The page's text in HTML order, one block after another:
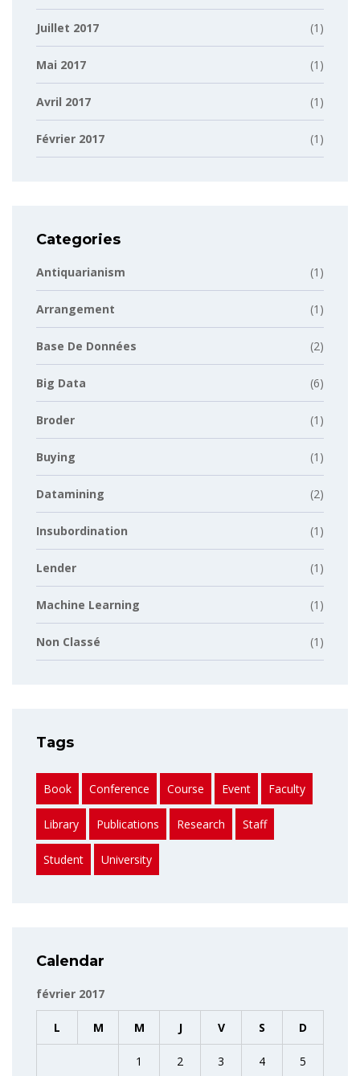
Juillet 2017 (1)
Mai 2017 (1)
Avril 2017 (1)
Février 2017 (1)
Categories
Antiquarianism (1)
Arrangement (1)
Base De Données (2)
Big Data (6)
Broder (1)
Buying (1)
Datamining (2)
Insubordination (1)
Lender (1)
Machine Learning (1)
Non Classé (1)
Tags
Book Conference Course Event Faculty
Library Publications Research Staff
Student University
Calendar
février 2017
L M M J V S D
1 2 3 4 5